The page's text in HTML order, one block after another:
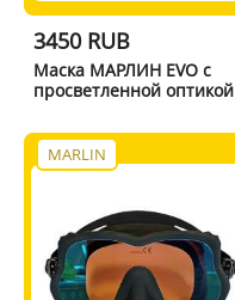
3450 RUB
Маска МАРЛИН EVO с
просветленной оптикой
MARLIN